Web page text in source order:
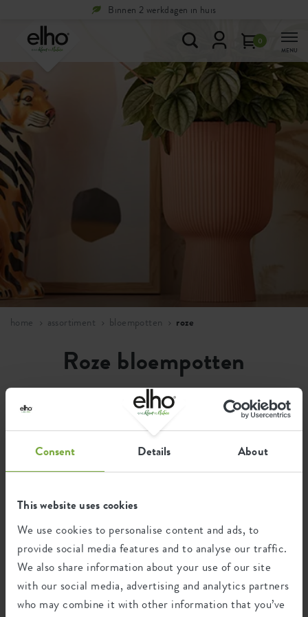
Consent Details About
This website uses cookies
We use cookies to personalise content and ads, to
provide social media features and to analyse our traffic.
We also share information about your use of our site
with our social media, advertising and analytics partners
who may combine it with other information that you’ve
Binnen 2 werkdagen in huis
0
MENU
home assortiment bloempotten roze
Roze bloempotten
Roze plantenpotten hebben we in verschillende soorten
roze. Of je nu voor een lichte tint roze gaat, of een
10 artikelen
1